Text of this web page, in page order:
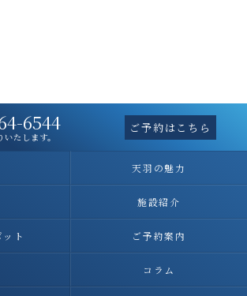
6544
たします。
ご予約はこちら
天羽の魅力
施設紹介
ト ご予約案内
コラム